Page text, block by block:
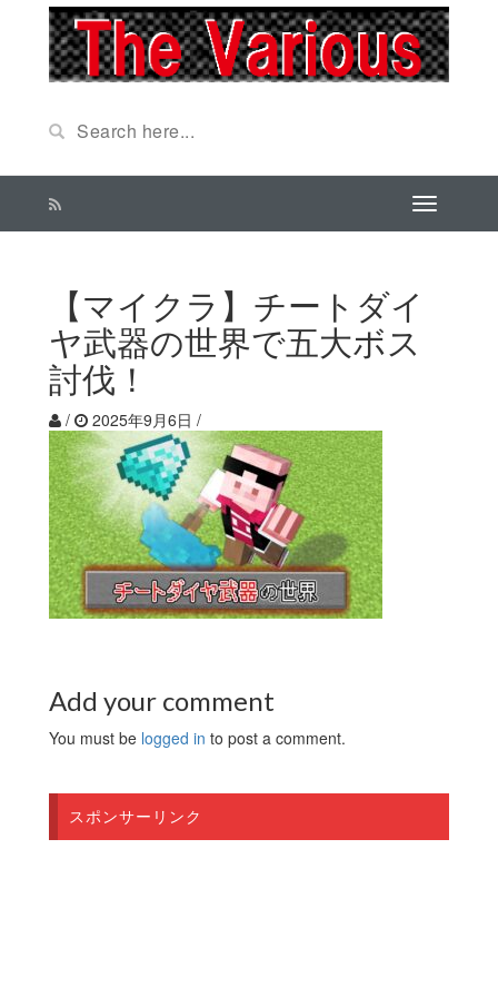
【マイクラ】チートダイ
ヤ武器の世界で五大ボス
討伐！
/ 2025年9月6日 /
Add your comment
You must be logged in to post a comment.
スポンサーリンク